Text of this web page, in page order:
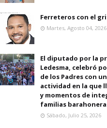
Ferreteros con el
Martes, Agosto 04, 2026
El diputado por la
Ledesma, celebró
de los Padres con
actividad en la que
y momentos de
familias
Sábado, Julio 25, 2026